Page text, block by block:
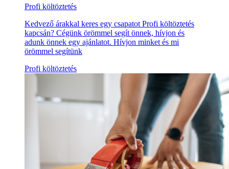
Profi költöztetés
Kedvező árakkal keres egy csapatot Profi költöztetés
kapcsán? Cégünk örömmel segít önnek, hívjon és
adunk önnek egy ajánlatot. Hívjon minket és mi
örömmel segítünk
Profi költöztetés